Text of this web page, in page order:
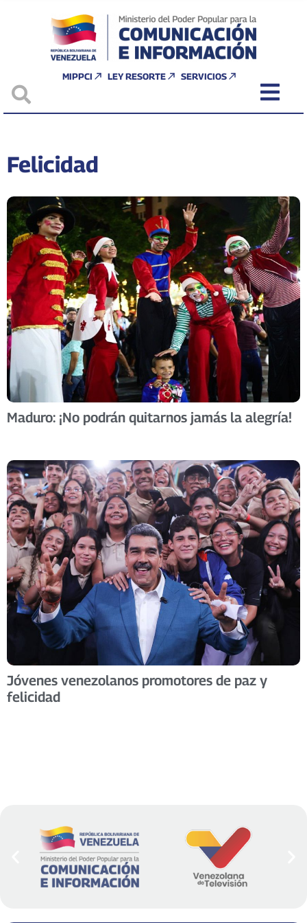
MIPPCI LEY RESORTE SERVICIOS
Felicidad
Maduro: ¡No podrán quitarnos jamás la alegría!
Jóvenes venezolanos promotores de paz y
felicidad